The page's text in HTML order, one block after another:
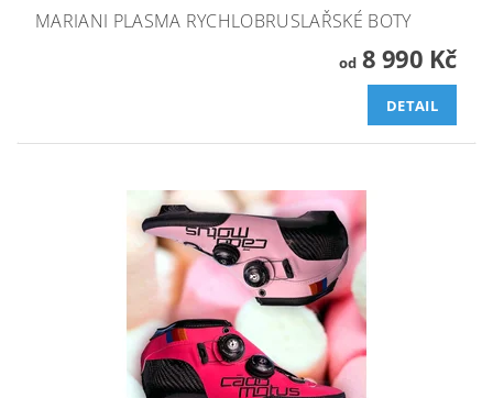
MARIANI PLASMA RYCHLOBRUSLAŘSKÉ BOTY
od8 990 Kč
DETAIL